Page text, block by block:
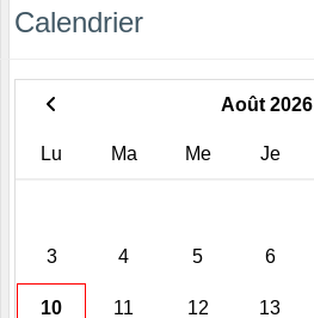
Calendrier
Août 2026
Lu Ma Me Je
3 4 5 6
10 11 12 13